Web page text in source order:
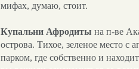
мифах, думаю, стоит.
Купальни Афродиты на п-ве
острова. Тихое, зеленое место
парком, где собственно и